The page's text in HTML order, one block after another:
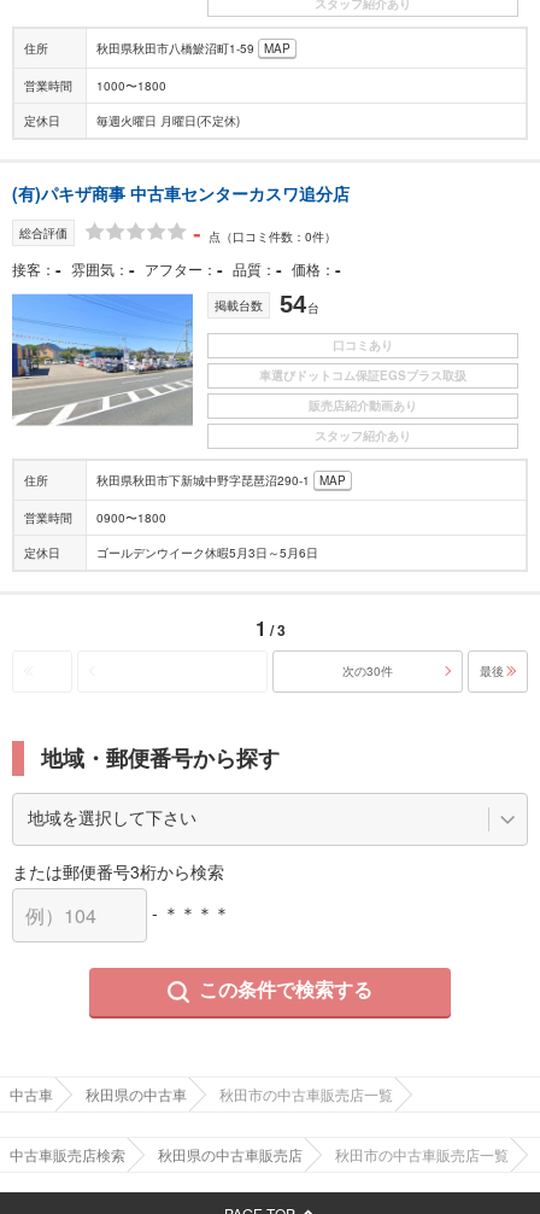
住所 秋田県秋田市八橋鯲沼町1-59 MAP
営業時間 1000〜1800
定休日 毎週火曜日 月曜日(不定休)
(有)パキザ商事 中古車センターカスワ追分店
総合評価 - 点 （口コミ件数：0件）
接客 - 雰囲気 - アフター - 品質 - 価格 -
掲載台数 54台
口コミあり
車選びドットコム保証EGSプラス取扱
販売店紹介動画あり
スタッフ紹介あり
住所 秋田県秋田市下新城中野字琵琶沼290-1 MAP
営業時間 0900〜1800
定休日 ゴールデンウイーク休暇5月3日～5月6日
1 / 3
次の30件 最後
地域・郵便番号から探す
または郵便番号3桁から検索
- ＊＊＊＊
この条件で検索する
中古車 秋田県の中古車 秋田市の中古車販売店一覧
中古車販売店検索 秋田県の中古車販売店 秋田市の中古車販売店一覧